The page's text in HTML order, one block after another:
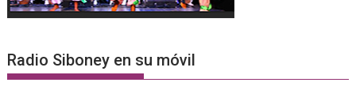
Radio Siboney en su móvil